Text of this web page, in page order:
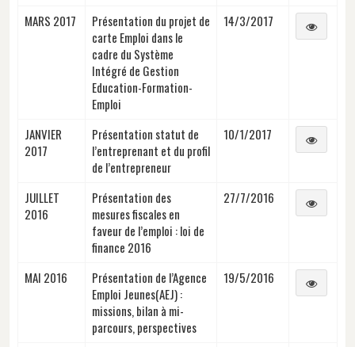
MARS 2017
Présentation du projet de
carte Emploi dans le
cadre du Système
Intégré de Gestion
Education-Formation-
Emploi
14/3/2017
JANVIER
2017
Présentation statut de
l’entreprenant et du profil
de l’entrepreneur
10/1/2017
JUILLET
2016
Présentation des
mesures fiscales en
faveur de l’emploi : loi de
finance 2016
27/7/2016
MAI 2016
Présentation de l’Agence
Emploi Jeunes(AEJ) :
missions, bilan à mi-
parcours, perspectives
19/5/2016